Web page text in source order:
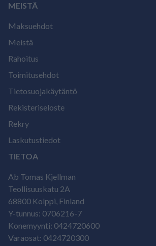
MEISTÄ
Maksuehdot
Meistä
Rahoitus
Toimitusehdot
Tietosuojakäytäntö
Rekisteriseloste
Rekry
Laskutustiedot
TIETOA
Ab Tomas Kjellman
Teollisuuskatu 2A
68800 Kolppi, Finland
Y-tunnus: 0706216-7
Konemyynti: 0424720600
Varaosat: 0424720300